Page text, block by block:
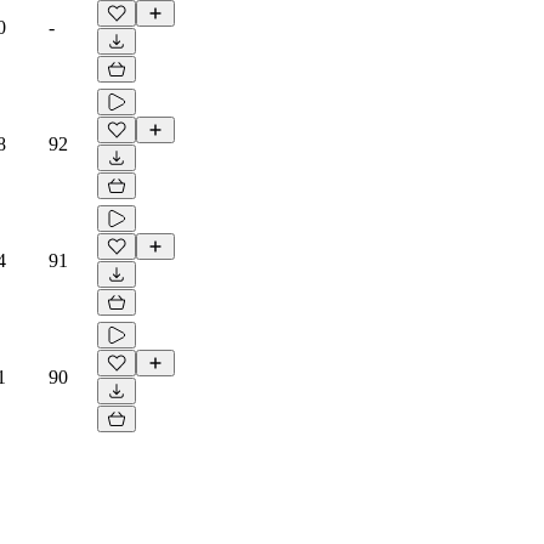
-
92
91
90